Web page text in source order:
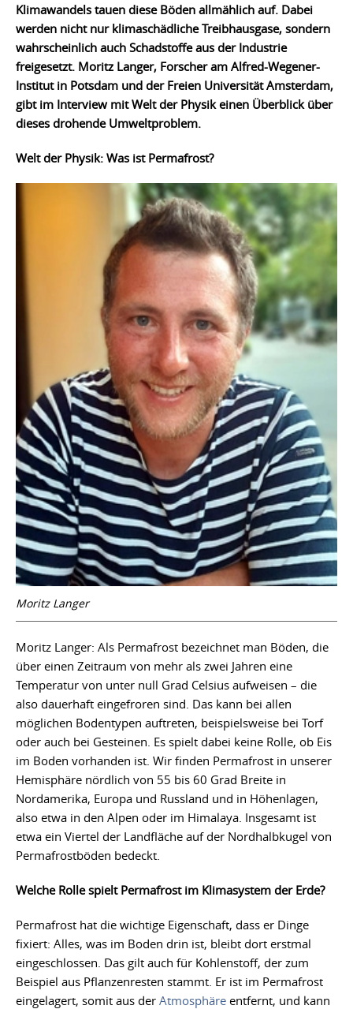
Klimawandels tauen diese Böden allmählich auf. Dabei
werden nicht nur klimaschädliche Treibhausgase, sondern
wahrscheinlich auch Schadstoffe aus der Industrie
freigesetzt. Moritz Langer, Forscher am Alfred-Wegener-
Institut in Potsdam und der Freien Universität Amsterdam,
gibt im Interview mit Welt der Physik einen Überblick über
dieses drohende Umweltproblem.
Welt der Physik: Was ist Permafrost?
Moritz Langer
Moritz Langer: Als Permafrost bezeichnet man Böden, die
über einen Zeitraum von mehr als zwei Jahren eine
Temperatur von unter null Grad Celsius aufweisen – die
also dauerhaft eingefroren sind. Das kann bei allen
möglichen Bodentypen auftreten, beispielsweise bei Torf
oder auch bei Gesteinen. Es spielt dabei keine Rolle, ob Eis
im Boden vorhanden ist. Wir finden Permafrost in unserer
Hemisphäre nördlich von 55 bis 60 Grad Breite in
Nordamerika, Europa und Russland und in Höhenlagen,
also etwa in den Alpen oder im Himalaya. Insgesamt ist
etwa ein Viertel der Landfläche auf der Nordhalbkugel von
Permafrostböden bedeckt.
Welche Rolle spielt Permafrost im Klimasystem der Erde?
Permafrost hat die wichtige Eigenschaft, dass er Dinge
fixiert: Alles, was im Boden drin ist, bleibt dort erstmal
eingeschlossen. Das gilt auch für Kohlenstoff, der zum
Beispiel aus Pflanzenresten stammt. Er ist im Permafrost
eingelagert, somit aus der Atmosphäre entfernt, und kann